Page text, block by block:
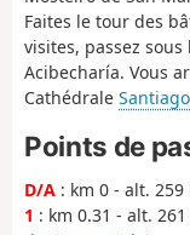
Faites le tour des
visites, passez
Acibecharía. Vous
Cathédrale
Points de
D/A : km 0 - alt. 259
1 : km 0.31 - alt.